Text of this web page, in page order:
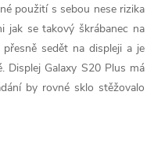
použití s sebou nese rizika
jak se takový škrábanec na
sedět na displeji a je
Displej Galaxy S20 Plus má
by rovné sklo stěžovalo